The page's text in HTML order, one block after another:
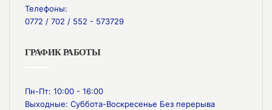
Телефоны:
0772 / 702 / 552 - 573729
ГРАФИК РАБОТЫ
Пн-Пт: 10:00 - 16:00
Выходные: Суббота-Воскресенье Без перерыва